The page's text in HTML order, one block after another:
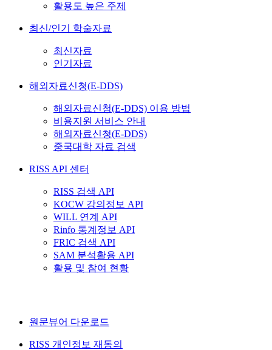
활용도 높은 주제
최신/인기 학술자료
최신자료
인기자료
해외자료신청(E-DDS)
해외자료신청(E-DDS) 이용 방법
비용지원 서비스 안내
해외자료신청(E-DDS)
중국대학 자료 검색
RISS API 센터
RISS 검색 API
KOCW 강의정보 API
WILL 연계 API
Rinfo 통계정보 API
FRIC 검색 API
SAM 분석활용 API
활용 및 참여 현황
원문뷰어 다운로드
RISS 개인정보 재동의